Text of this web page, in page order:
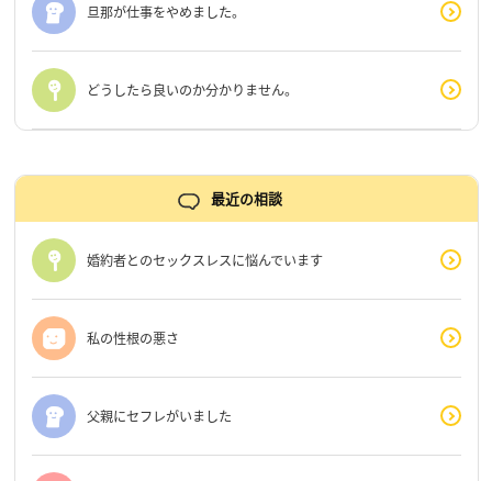
旦那が仕事をやめました。
どうしたら良いのか分かりません。
最近の相談
婚約者とのセックスレスに悩んでいます
私の性根の悪さ
父親にセフレがいました